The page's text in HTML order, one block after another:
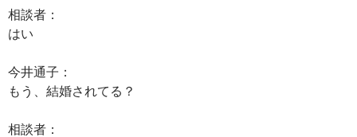
相談者：
はい
今井通子：
もう、結婚されてる？
相談者：